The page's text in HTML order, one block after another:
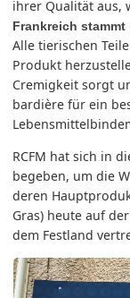
ihrer Qualität aus,
Frankreich stammt
Alle tierischen
Produkt
Cremigkeit sorgt
bardière für ein
RCFM hat sich in
begeben, um die
deren
Gras) heute auf
dem Festland